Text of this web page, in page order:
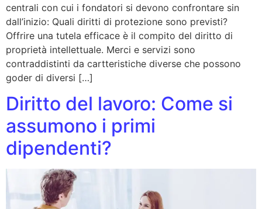
centrali con cui i fondatori si devono confrontare sin
dall’inizio: Quali diritti di protezione sono previsti?
Offrire una tutela efficace è il compito del diritto di
proprietà intellettuale. Merci e servizi sono
contraddistinti da cartteristiche diverse che possono
goder di diversi […]
Diritto del lavoro: Come si
assumono i primi
dipendenti?